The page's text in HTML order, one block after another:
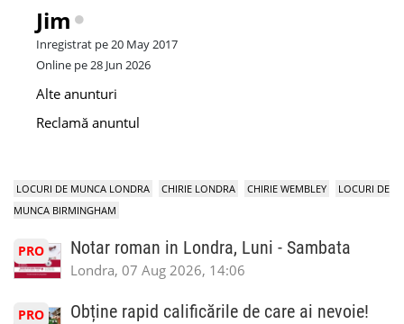
Jim
Inregistrat pe 20 May 2017
Online pe 28 Jun 2026
Alte anunturi
Reclamă anuntul
LOCURI DE MUNCA LONDRA CHIRIE LONDRA CHIRIE WEMBLEY
LOCURI DE
MUNCA BIRMINGHAM
PRO Notar roman in Londra, Luni - Sambata
Londra, 07 Aug 2026, 14:06
PRO Obține rapid calificările de care ai nevoie!